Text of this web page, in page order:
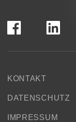
KONTAKT
DATENSCHUTZ
IMPRESSUM